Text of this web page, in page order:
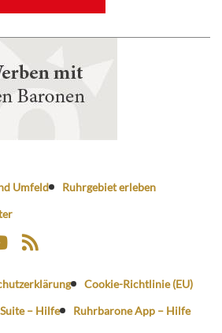
Umfeld
Ruhrgebiet erleben
Cookie-Richtlinie (EU)
– Hilfe
Ruhrbarone App – Hilfe